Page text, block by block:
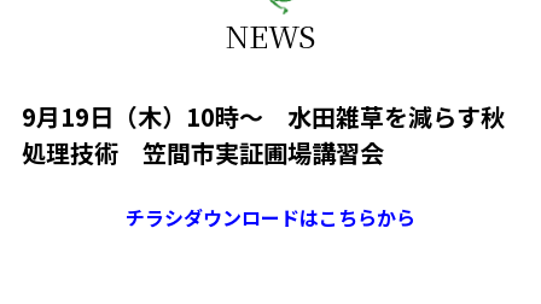
NEWS
9月19日（木）10時〜 水田雑草を減らす秋
処理技術 笠間市実証圃場講習会
チラシダウンロードはこちらから